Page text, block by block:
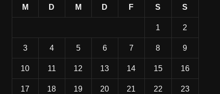
M D M D F S S
1 2
3 4 5 6 7 8 9
10 11 12 13 14 15 16
17 18 19 20 21 22 23